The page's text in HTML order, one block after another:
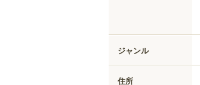
ジャンル
住所